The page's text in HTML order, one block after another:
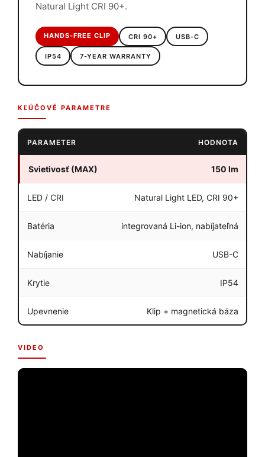
Natural Light CRI 90+.
HANDS-FREE CLIP CRI 90+ USB-C
IP54 7-YEAR WARRANTY
KĽÚČOVÉ PARAMETRE
PARAMETER HODNOTA
Svietivosť (MAX) 150 lm
LED / CRI Natural Light LED, CRI 90+
Batéria integrovaná Li-ion, nabíjateľná
Nabíjanie USB-C
Krytie IP54
Upevnenie Klip + magnetická báza
VIDEO